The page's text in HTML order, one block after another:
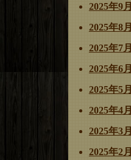
2025年9月
2025年8月
2025年7月
2025年6月
2025年5月
2025年4月
2025年3月
2025年2月